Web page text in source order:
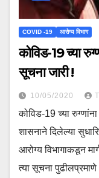
COVID -19 आरोग्य विभाग
कोविड-19 च्या
सूचना जारी !
10/05/2020
कोविड-19 च्या
शासनाने दिलेल्या
आरोग्य विभागाकडून
त्या सूचना